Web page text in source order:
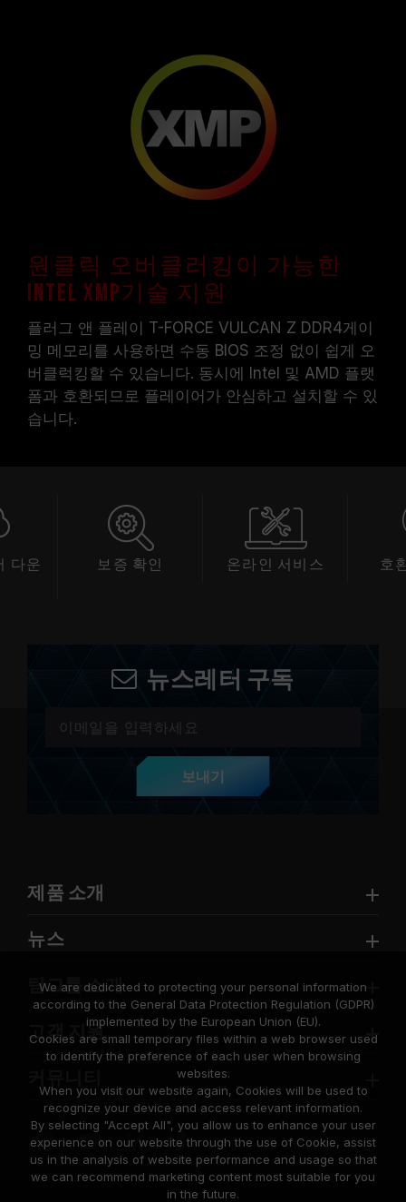
원클릭 오버클러킹이 가능한
Intel XMP기술 지원
플러그 앤 플레이 T-FORCE VULCAN Z DDR4게이
밍 메모리를 사용하면 수동 BIOS 조정 없이 쉽게 오
버클럭킹할 수 있습니다. 동시에 Intel 및 AMD 플랫
폼과 호환되므로 플레이어가 안심하고 설치할 수 있
습니다.
다운
보증 확인 온라인 서비스 호
뉴스레터 구독
보내기
제품 소개
뉴스
팀그룹 소개
고객 지원
We are dedicated to protecting your personal information
according to the General Data Protection Regulation (GDPR)
implemented by the European Union (EU).
Cookies are small temporary files within a web browser used
to identify the preference of each user when browsing
websites.
When you visit our website again, Cookies will be used to
recognize your device and access relevant information.
By selecting "Accept All", you allow us to enhance your user
experience on our website through the use of Cookie, assist
us in the analysis of website performance and usage so that
we can recommend marketing content most suitable for you
in the future.